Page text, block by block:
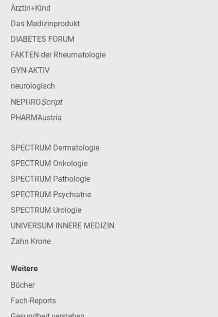
Ärztin+Kind
Das Medizinprodukt
DIABETES FORUM
FAKTEN der Rheumatologie
GYN-AKTIV
neurologisch
NEPHROScript
PHARMAustria
SPECTRUM Dermatologie
SPECTRUM Onkologie
SPECTRUM Pathologie
SPECTRUM Psychiatrie
SPECTRUM Urologie
UNIVERSUM INNERE MEDIZIN
Zahn Krone
Weitere
Bücher
Fach-Reports